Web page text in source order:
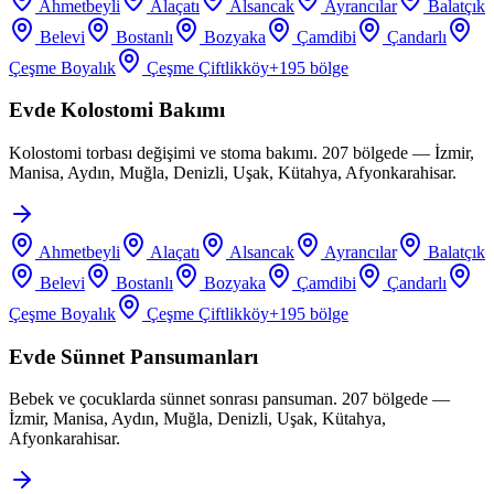
Ahmetbeyli Alaçatı Alsancak Ayrancılar
Balatçık
Belevi
Bostanlı Bozyaka Çamdibi
Çandarlı
Çeşme Boyalık
Çeşme Çiftlikköy+195 bölge
Evde Kolostomi Bakımı
Kolostomi torbası değişimi ve stoma bakımı. 207 bölgede — İzmir,
Manisa, Aydın, Muğla, Denizli, Uşak, Kütahya, Afyonkarahisar.
Ahmetbeyli Alaçatı Alsancak Ayrancılar
Balatçık
Belevi
Bostanlı Bozyaka Çamdibi
Çandarlı
Çeşme Boyalık
Çeşme Çiftlikköy+195 bölge
Evde Sünnet Pansumanları
Bebek ve çocuklarda sünnet sonrası pansuman. 207 bölgede —
İzmir, Manisa, Aydın, Muğla, Denizli, Uşak, Kütahya,
Afyonkarahisar.